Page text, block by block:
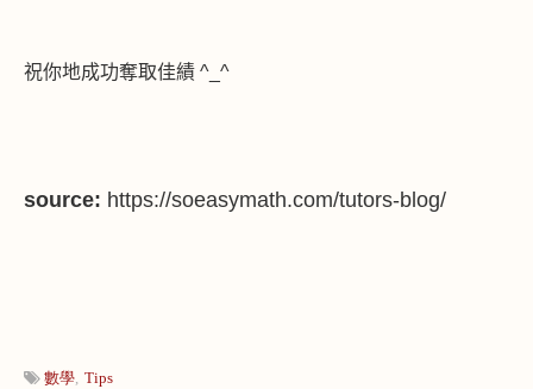
祝你地成功奪取佳績 ^_^
source: https://soeasymath.com/tutors-blog/
數學 Tips